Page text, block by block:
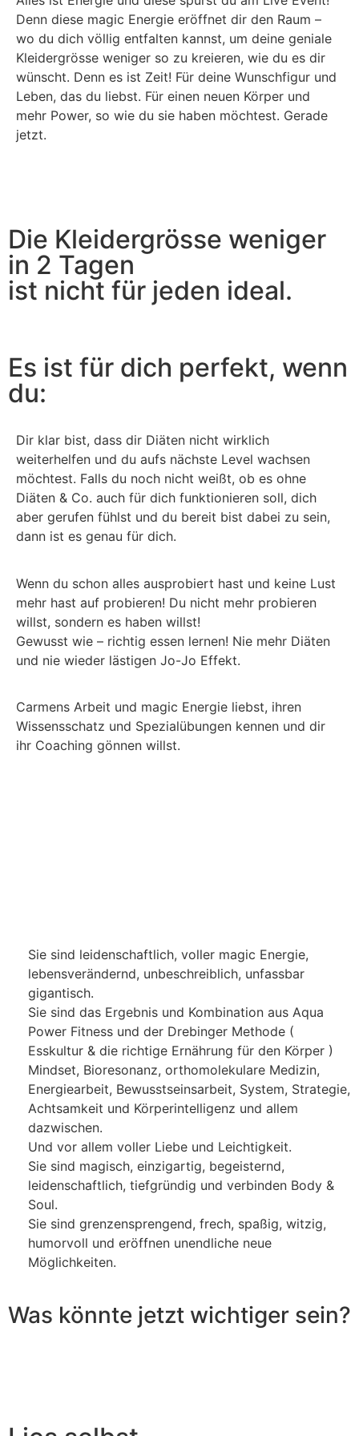
Denn diese magic Energie eröffnet dir den Raum –
wo du dich völlig entfalten kannst, um deine geniale
Kleidergrösse weniger so zu kreieren, wie du es dir
wünscht. Denn es ist Zeit! Für deine Wunschfigur und
Leben, das du liebst. Für einen neuen Körper und
mehr Power, so wie du sie haben möchtest. Gerade
jetzt.
Die Kleidergrösse weniger
in 2 Tagen
ist nicht für jeden ideal.
Es ist für dich perfekt, wenn
du:
Dir klar bist, dass dir Diäten nicht wirklich
weiterhelfen und du aufs nächste Level wachsen
möchtest. Falls du noch nicht weißt, ob es ohne
Diäten & Co. auch für dich funktionieren soll, dich
aber gerufen fühlst und du bereit bist dabei zu sein,
dann ist es genau für dich.
Wenn du schon alles ausprobiert hast und keine Lust
mehr hast auf probieren! Du nicht mehr probieren
willst, sondern es haben willst!
Gewusst wie – richtig essen lernen! Nie mehr Diäten
und nie wieder lästigen Jo-Jo Effekt.
Carmens Arbeit und magic Energie liebst, ihren
Wissensschatz und Spezialübungen kennen und dir
ihr Coaching gönnen willst.
Sie sind leidenschaftlich, voller magic Energie,
lebensverändernd, unbeschreiblich, unfassbar
gigantisch.
Sie sind das Ergebnis und Kombination aus Aqua
Power Fitness und der Drebinger Methode (
Esskultur & die richtige Ernährung für den Körper )
Mindset, Bioresonanz, orthomolekulare Medizin,
Energiearbeit, Bewusstseinsarbeit, System, Strategie,
Achtsamkeit und Körperintelligenz und allem
dazwischen.
Und vor allem voller Liebe und Leichtigkeit.
Sie sind magisch, einzigartig, begeisternd,
leidenschaftlich, tiefgründig und verbinden Body &
Soul.
Sie sind grenzensprengend, frech, spaßig, witzig,
humorvoll und eröffnen unendliche neue
Möglichkeiten.
Was könnte jetzt wichtiger sein?